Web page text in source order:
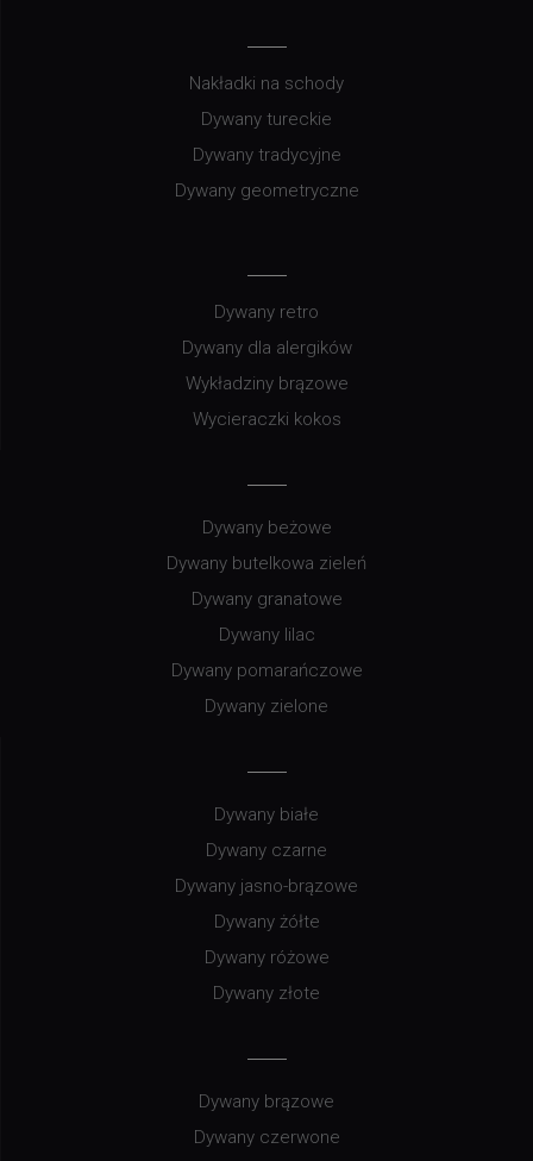
Nakładki na schody
Dywany tureckie
Dywany tradycyjne
Dywany geometryczne
Dywany retro
Dywany dla alergików
Wykładziny brązowe
Wycieraczki kokos
Dywany beżowe
Dywany butelkowa zieleń
Dywany granatowe
Dywany lilac
Dywany pomarańczowe
Dywany zielone
Dywany białe
Dywany czarne
Dywany jasno-brązowe
Dywany żółte
Dywany różowe
Dywany złote
Dywany brązowe
Dywany czerwone